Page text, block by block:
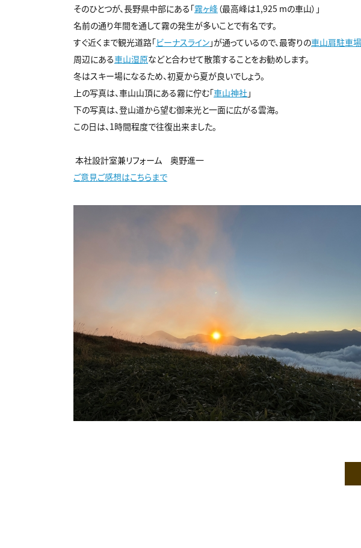
そのひとつが、長野県中部にある「霧ヶ峰（最高峰は1,925 mの車山）」
名前の通り年間を通して霧の発生が多いことで有名です。
すぐ近くまで観光道路「ビーナスライン」が通っているので、最寄りの車山肩駐車場
周辺にある車山湿原などと合わせて散策することをお勧めします。
冬はスキー場になるため、初夏から夏が良いでしょう。
上の写真は、車山山頂にある霧に佇む「車山神社」
下の写真は、登山道から望む御来光と一面に広がる雲海。
この日は、1時間程度で往復出来ました。
本社設計室兼リフォーム 奥野進一
ご意見ご感想はこちらまで